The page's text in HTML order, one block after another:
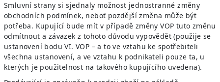
Smluvní strany si sjednaly možnost jednostranné změny
obchodních podmínek, neboť pozdější změna může být
potřeba. Kupující bude mít v případě změny VOP tuto změnu
odmítnout a závazek z tohoto důvodu vypovědět (použije se
ustanovení bodu VI. VOP – a to ve vztahu ke spotřebiteli
všechna ustanovení, a ve vztahu k podnikateli pouze ta, u
kterých je použitelnost na takového kupujícího uvedena).